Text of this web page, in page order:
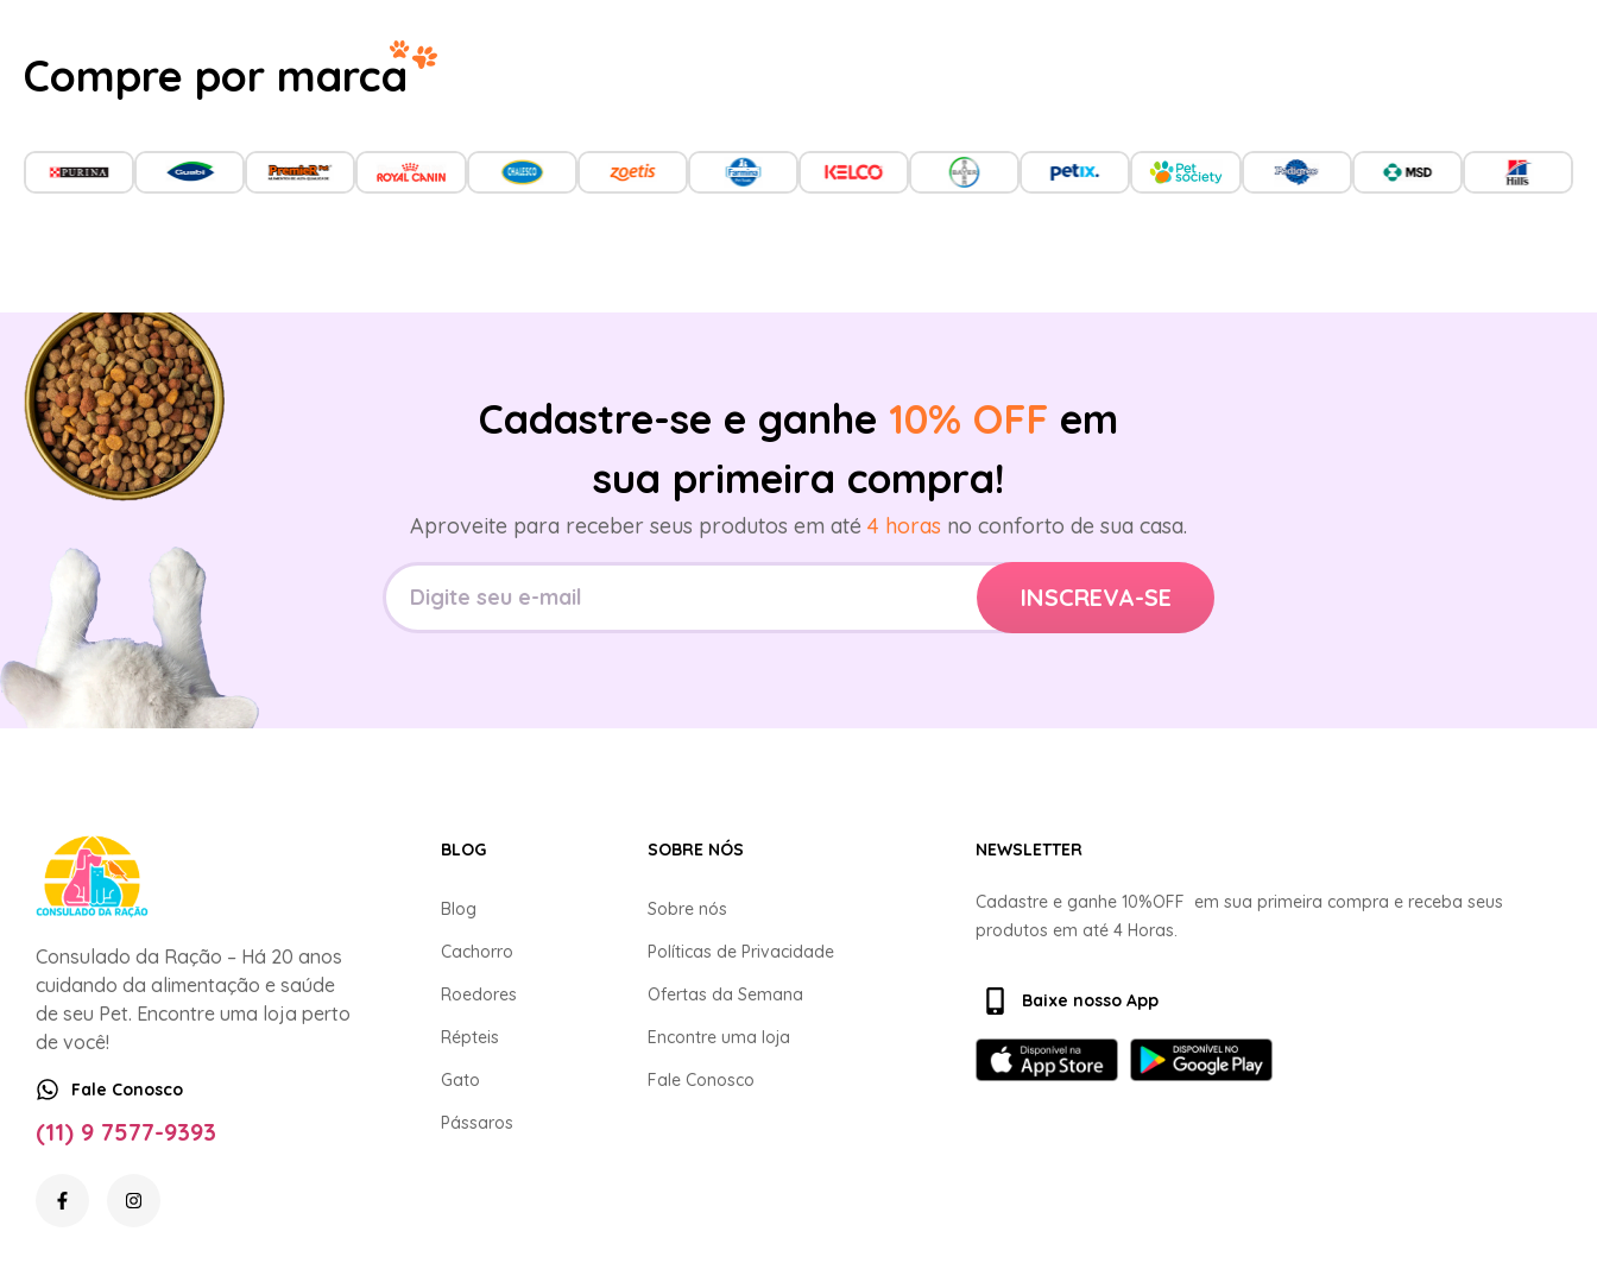
Compre por marca
Cadastre-se e ganhe 10% OFF em
sua primeira compra!
Aproveite para receber seus produtos em até 4 horas no conforto de sua casa.
Consulado da Ração – Há 20 anos
cuidando da alimentação e saúde
de seu Pet. Encontre uma loja perto
de você!
Fale Conosco
(11) 9 7577-9393
BLOG
Blog
Cachorro
Roedores
Répteis
Gato
Pássaros
SOBRE NÓS
Sobre nós
Políticas de Privacidade
Ofertas da Semana
Encontre uma loja
Fale Conosco
NEWSLETTER
Cadastre e ganhe 10%OFF em sua primeira compra e receba seus
produtos em até 4 Horas.
Baixe nosso App